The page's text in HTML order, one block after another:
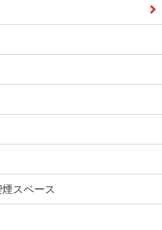
スペース